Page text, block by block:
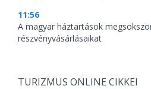
11:56
A magyar háztartások
részvényvásárlásaikat
TURIZMUS ONLINE CIKKEI